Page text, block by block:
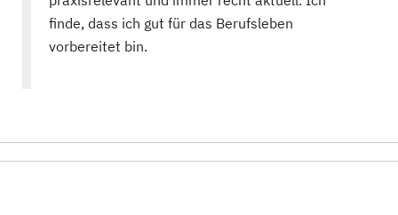
finde, dass ich gut für das Berufsleben
vorbereitet bin.